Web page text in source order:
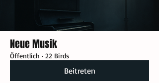
Neue Musik
Öffentlich · 22 Birds
Beitreten